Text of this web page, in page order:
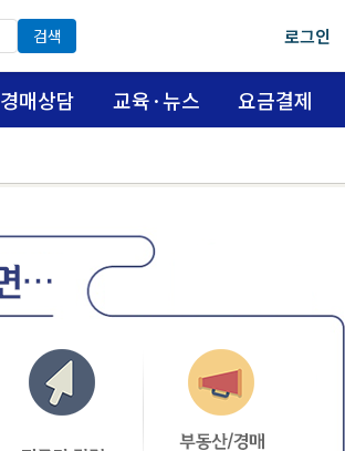
검색 로그인
경매상담 교육·뉴스 요금결제